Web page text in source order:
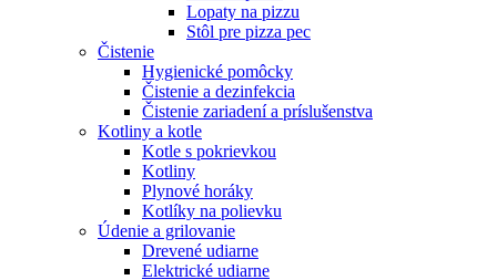
Lopaty na pizzu
Stôl pre pizza pec
Čistenie
Hygienické pomôcky
Čistenie a dezinfekcia
Čistenie zariadení a príslušenstva
Kotliny a kotle
Kotle s pokrievkou
Kotliny
Plynové horáky
Kotlíky na polievku
Údenie a grilovanie
Drevené udiarne
Elektrické udiarne